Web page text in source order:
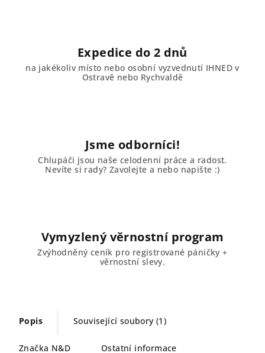
Expedice do 2 dnů
na jakékoliv místo nebo osobní vyzvednutí IHNED v
Ostravě nebo Rychvaldě
Jsme odborníci!
Chlupáči jsou naše celodenní práce a radost.
Nevíte si rady? Zavolejte a nebo napište :)
Vymyzlený věrnostní program
Zvýhodněný ceník pro registrované páničky +
věrnostní slevy.
Popis Související soubory (1)
Značka N&D Ostatní informace